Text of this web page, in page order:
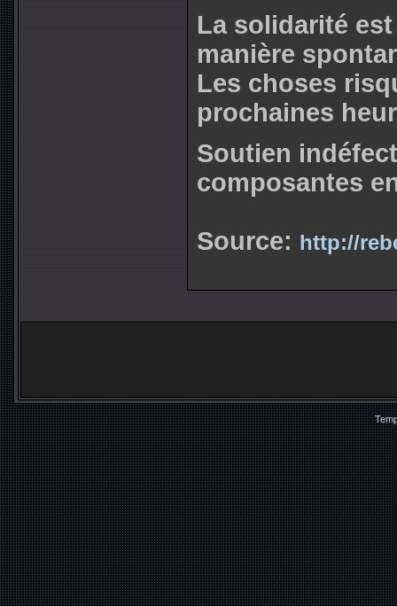
La solidarité
manière
Les choses
prochaines
Soutien
composantes
Source: http://